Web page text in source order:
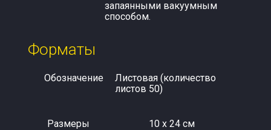
запаянными вакуумным
способом.
Форматы
Обозначение
Листовая (количество
листов 50)
Размеры 10 x 24 см